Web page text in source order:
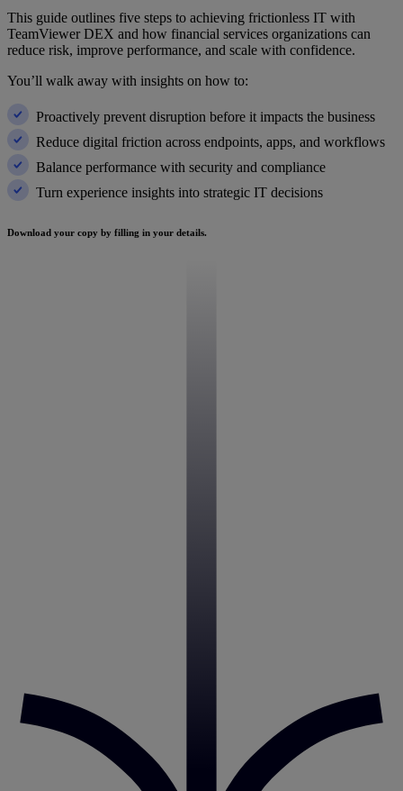
This guide outlines five steps to achieving frictionless IT with
TeamViewer DEX and how financial services organizations can
reduce risk, improve performance, and scale with confidence.
You’ll walk away with insights on how to:
Proactively prevent disruption before it impacts the business
Reduce digital friction across endpoints, apps, and workflows
Balance performance with security and compliance
Turn experience insights into strategic IT decisions
Download your copy by filling in your details.